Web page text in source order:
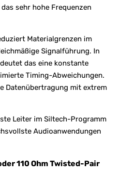
sehr hohe Frequenzen
Materialgrenzen im
Signalführung. In
das eine konstante
Timing-Abweichungen.
Datenübertragung mit extrem
Leiter im Siltech-Programm
Audioanwendungen
110 Ohm Twisted-Pair